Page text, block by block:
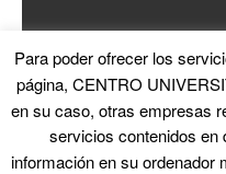
ESTADÍSTICAS
Contador de Visitas
Para poder ofrecer los
página, CENTRO
en su caso, otras empresas
servicios contenidos en
información en su ordenador